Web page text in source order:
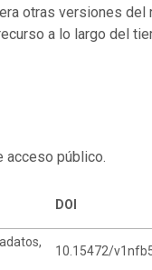
otras versiones del
a lo largo del
acceso público.
DOI
10.15472/